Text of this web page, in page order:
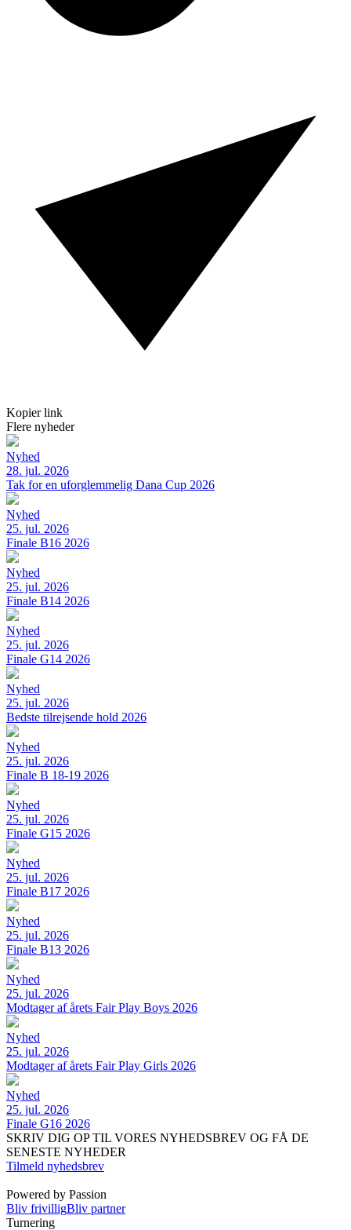
Kopier link
Flere nyheder
Nyhed
28. jul. 2026
Tak for en uforglemmelig Dana Cup 2026
Nyhed
25. jul. 2026
Finale B16 2026
Nyhed
25. jul. 2026
Finale B14 2026
Nyhed
25. jul. 2026
Finale G14 2026
Nyhed
25. jul. 2026
Bedste tilrejsende hold 2026
Nyhed
25. jul. 2026
Finale B 18-19 2026
Nyhed
25. jul. 2026
Finale G15 2026
Nyhed
25. jul. 2026
Finale B17 2026
Nyhed
25. jul. 2026
Finale B13 2026
Nyhed
25. jul. 2026
Modtager af årets Fair Play Boys 2026
Nyhed
25. jul. 2026
Modtager af årets Fair Play Girls 2026
Nyhed
25. jul. 2026
Finale G16 2026
SKRIV DIG OP TIL VORES NYHEDSBREV OG FÅ DE
SENESTE NYHEDER
Tilmeld nyhedsbrev
Powered by Passion
Bliv frivilligBliv partner
Turnering